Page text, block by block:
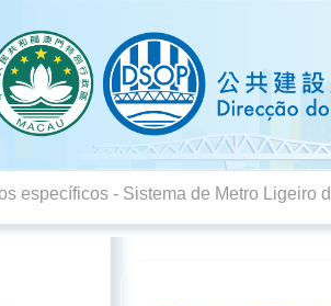
específicos - Sistema de Metro Ligeiro